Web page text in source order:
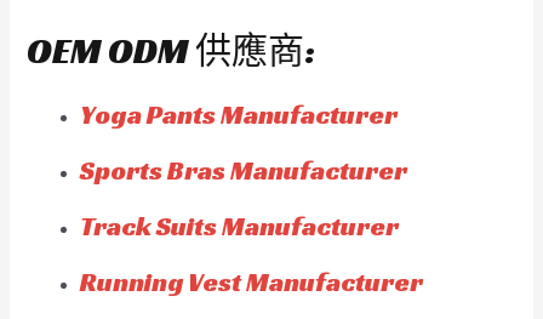
OEM ODM 供應商:
Yoga Pants Manufacturer
Sports Bras Manufacturer
Track Suits Manufacturer
Running Vest Manufacturer